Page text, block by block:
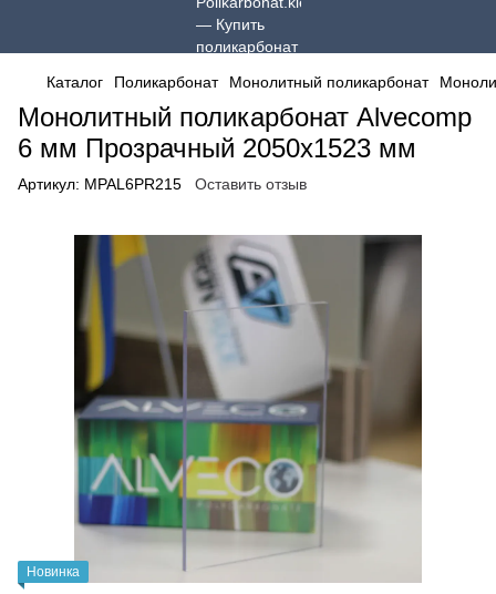
Каталог Поликарбонат Монолитный поликарбонат
Монолитный поликарбонат Alvecomp
6 мм Прозрачный 2050x1523 мм
Артикул: MPAL6PR215 Оставить отзыв
Новинка